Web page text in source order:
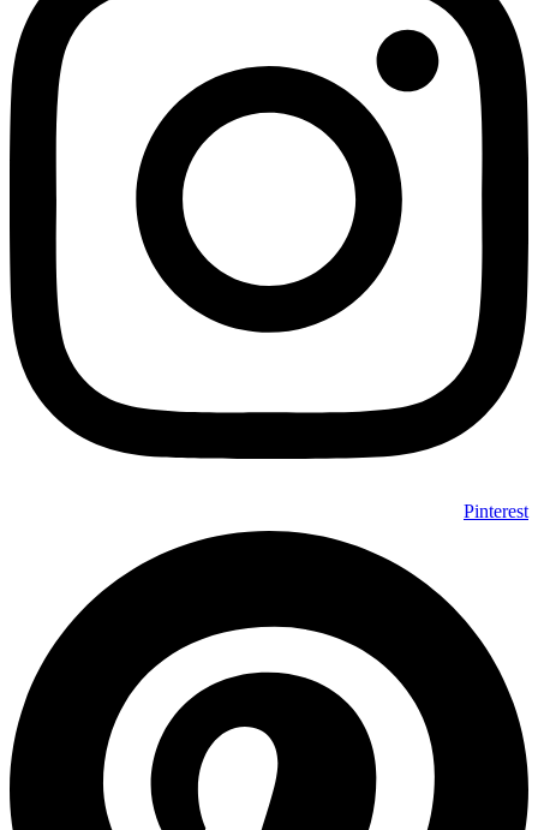
Pinterest